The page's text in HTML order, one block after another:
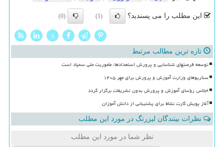
این مطلب را می پسندید؟ (1)
(0)
x
تازه ترین مطالب مرتبط
توسعه فرصتهای شناسایی و پرورش استعدادها، مأموریت ملی سمپاد است
سناریوهای وزارت آموزش و پرورش برای مهر ۱۴۰۵
اجلاس رؤسای آموزش و پرورش بدون تشریفات برگزار گردد
آغاز پویش کارت نشاط برای پشتیبانی از دانش آموزان
نظرات بینندگان لیزرتگ در مورد این مطلب
نظر شما در مورد این مطلب